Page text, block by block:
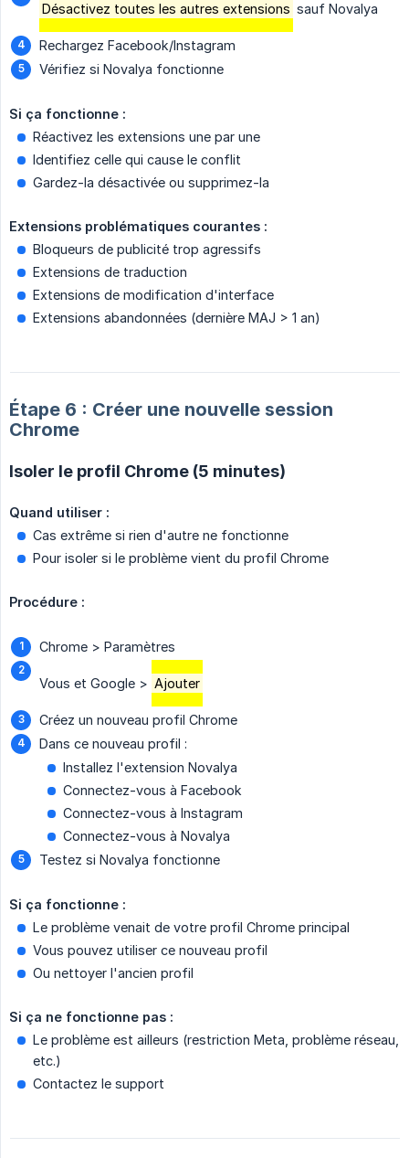
Désactivez toutes les autres extensions sauf Novalya
Rechargez Facebook/Instagram
Vérifiez si Novalya fonctionne
Si ça fonctionne :
Réactivez les extensions une par une
Identifiez celle qui cause le conflit
Gardez-la désactivée ou supprimez-la
Extensions problématiques courantes :
Bloqueurs de publicité trop agressifs
Extensions de traduction
Extensions de modification d'interface
Extensions abandonnées (dernière MAJ > 1 an)
Étape 6 : Créer une nouvelle session
Chrome
Isoler le profil Chrome (5 minutes)
Quand utiliser :
Cas extrême si rien d'autre ne fonctionne
Pour isoler si le problème vient du profil Chrome
Procédure :
Chrome > Paramètres
Vous et Google > Ajouter
Créez un nouveau profil Chrome
Dans ce nouveau profil :
Installez l'extension Novalya
Connectez-vous à Facebook
Connectez-vous à Instagram
Connectez-vous à Novalya
Testez si Novalya fonctionne
Si ça fonctionne :
Le problème venait de votre profil Chrome principal
Vous pouvez utiliser ce nouveau profil
Ou nettoyer l'ancien profil
Si ça ne fonctionne pas :
Le problème est ailleurs (restriction Meta, problème réseau,
etc.)
Contactez le support